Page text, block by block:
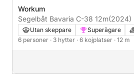
Workum
Segelbåt Bavaria C-38 12m(2024)
Utan skeppare Superägare
6 personer · 3 hytter · 6 kojplatser · 12 m